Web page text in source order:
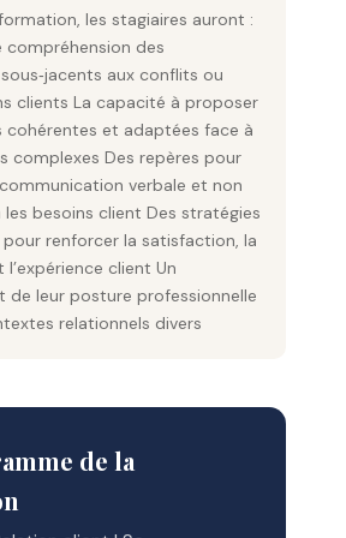
les stagiaires auront :
compréhension des
aux conflits ou
clients La capacité à proposer
cohérentes et adaptées face à
complexes Des repères pour
verbale et non
les besoins client Des stratégies
renforcer la satisfaction, la
client Un
de leur posture professionnelle
relationnels divers
de la